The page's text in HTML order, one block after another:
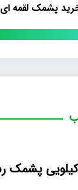
خرید پشمک لقمه ای